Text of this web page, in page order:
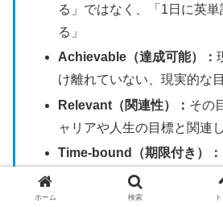
る」ではなく、「1日に英単
る」
Achievable（達成可能）：
け離れていない、現実的な
Relevant（関連性）： その
ャリアや人生の目標と関連
Time-bound（期限付き）：
なく、「3ヶ月後の試験で
ホーム 検索